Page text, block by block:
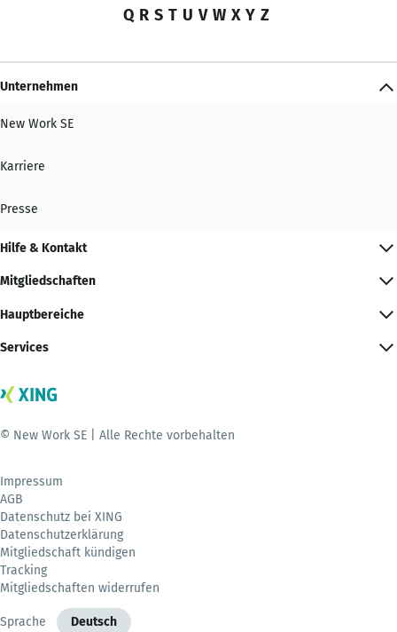
Q R S T U V W X Y Z
Unternehmen
New Work SE
Karriere
Presse
Hilfe & Kontakt
Mitgliedschaften
Hauptbereiche
Services
© New Work SE | Alle Rechte vorbehalten
Impressum
AGB
Datenschutz bei XING
Datenschutzerklärung
Mitgliedschaft kündigen
Tracking
Mitgliedschaften widerrufen
Sprache Deutsch